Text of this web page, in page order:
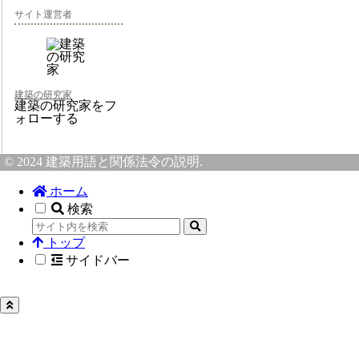
サイト運営者
建築の研究家
建築の研究家をフ
ォローする
© 2024 建築用語と関係法令の説明.
ホーム
検索
トップ
サイドバー